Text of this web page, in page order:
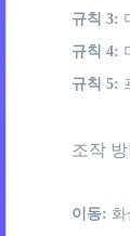
규칙 3:
규칙 4:
규칙 5:
조작
이동: